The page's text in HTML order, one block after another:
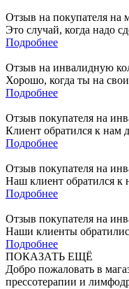
Отзыв на покупателя на
Это случай, когда надо
Подробнее
Отзыв на инвалидную
Хорошо, когда ты на
Подробнее
Отзыв покупателя на
Клиент обратился к нам
Подробнее
Отзыв покупателя на
Наш клиент обратился к
Подробнее
Отзыв покупателя на
Наши клиенты
Подробнее
ПОКАЗАТЬ ЕЩЁ
Добро пожаловать в
прессотерапии и